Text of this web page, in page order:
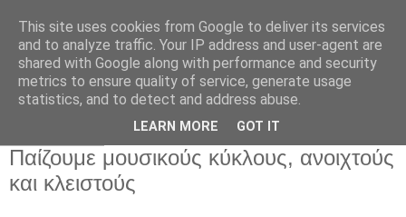
Παιδικός Σταθμός-
Νηπιαγωγείο "ΔΕΛΑΣΑΛ"
Παίζουμε μουσικούς κύκλους, ανοιχτούς
και κλειστούς
This site uses cookies from Google to deliver its services
and to analyze traffic. Your IP address and user-agent are
shared with Google along with performance and security
metrics to ensure quality of service, generate usage
statistics, and to detect and address abuse.
LEARN MORE GOT IT